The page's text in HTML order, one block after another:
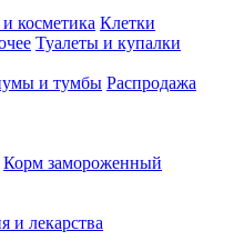
косметика Клетки
Туалеты и купалки
и тумбы Распродажа
Корм замороженный
и лекарства